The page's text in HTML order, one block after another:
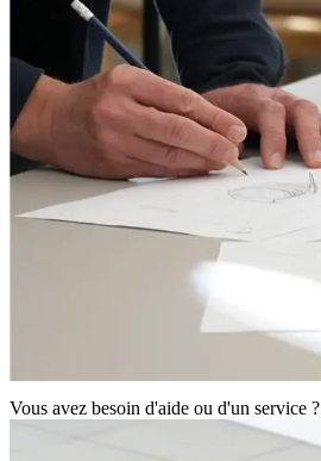
Vous avez besoin d'aide ou d'un service ?